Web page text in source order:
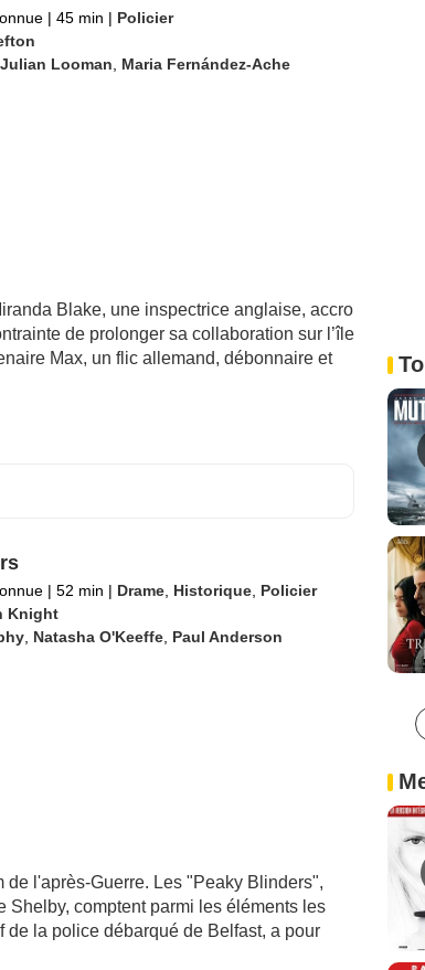
| 45 min | Policier
Julian Looman, Maria Fernández-Ache
Blake, une inspectrice anglaise, accro
de prolonger sa collaboration sur l’île
Max, un flic allemand, débonnaire et
| 52 min | Drame, Historique, Policier
Knight
, Natasha O'Keeffe, Paul Anderson
l'après-Guerre. Les "Peaky Blinders",
comptent parmi les éléments les
la police débarqué de Belfast, a pour